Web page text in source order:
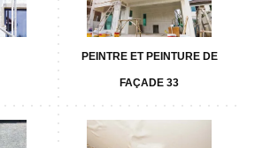
PEINTRE ET PEINTURE DE
FAÇADE 33